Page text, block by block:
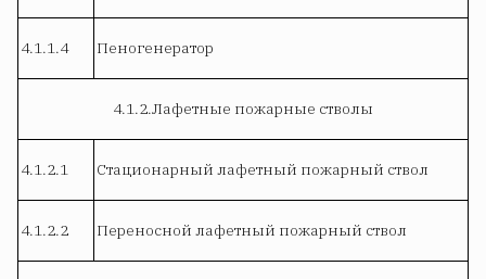
4.1.1.4 Пеногенератор
4.1.2.Лафетные пожарные стволы
4.1.2.1 Стационарный лафетный пожарный ствол
4.1.2.2 Переносной лафетный пожарный ствол